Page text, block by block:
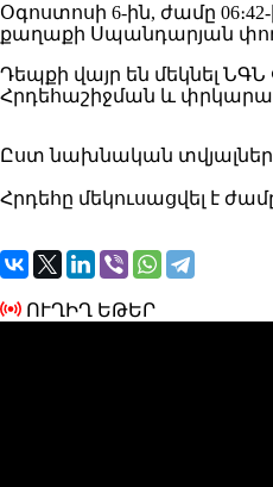
Օգոստոսի 6-ին, ժամը
քաղաքի Սպանդարյան
Դեպքի վայր են մեկնել
Հրդեհաշիջման և
Ըստ նախնական
Հրդեհը մեկուսացվել է ժամը
ՈՒՂԻՂ ԵԹԵՐ